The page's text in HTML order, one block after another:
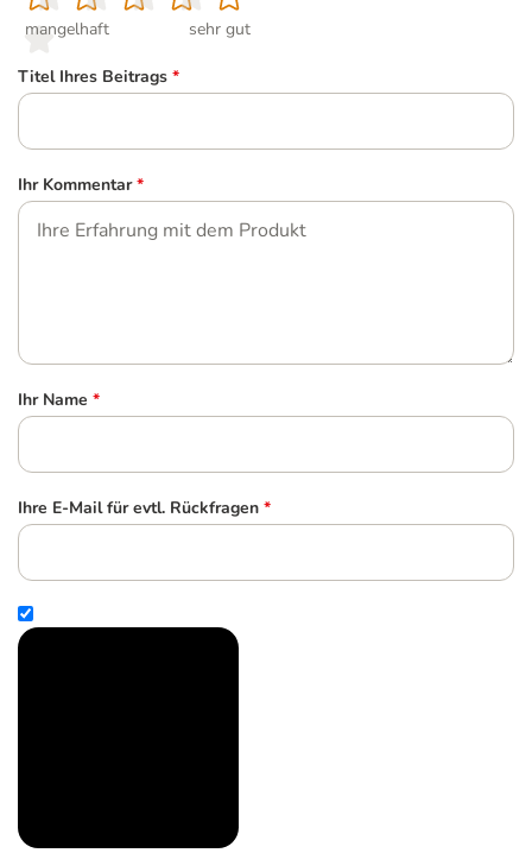
mangelhaft
sehr gut
Titel Ihres Beitrags *
Ihr Kommentar *
Ihr Name *
Ihre E-Mail für evtl. Rückfragen *